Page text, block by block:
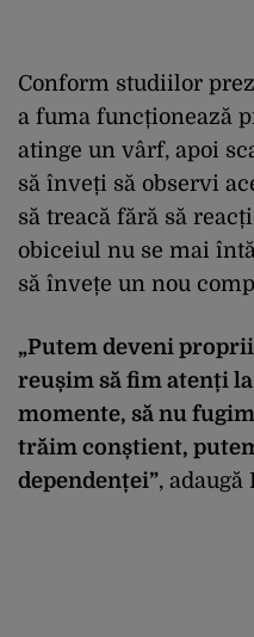
Conform studiilor
a fuma funcționează
atinge un vârf, apoi
să înveți să observi
să treacă fără să
obiceiul nu se mai
să învețe un nou
„Putem deveni
reușim să fim atenți
momente, să nu
trăim conștient,
dependenței”, adaugă